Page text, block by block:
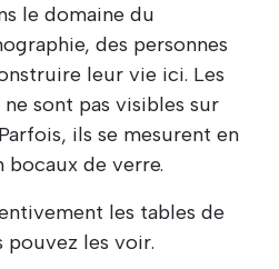
le domaine du
des personnes
leur vie ici. Les
sont pas visibles sur
ils se mesurent en
bocaux de verre.
les tables de
pouvez les voir.